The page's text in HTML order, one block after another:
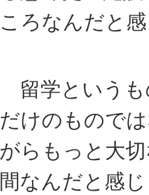
ころなんだと
留学という
だけのもので
がらもっと大
間なんだと感